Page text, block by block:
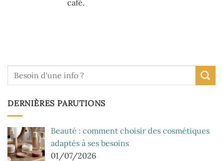
café.
DERNIÈRES PARUTIONS
Beauté : comment choisir des cosmétiques
adaptés à ses besoins
01/07/2026